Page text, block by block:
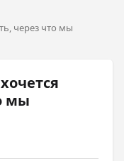
через что мы
мы